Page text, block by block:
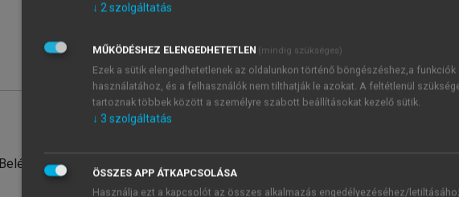
Belépés intézményi azonosítóval
Kérek értesítést a MeRSZ
Kérek értesítést az
↓ 2szolgáltatás
MŰKÖDÉSHEZ ELENGEDHETETLEN (mindig szükséges)
Ezek a sütik elengedhetetlenek az oldalunkon történő böngészéshez,a funkciók
használatához, és a felhasználók nem tilthatják le azokat. A feltétlenül
tartoznak többek között a személyre szabott beállításokat kezelő sütik.
↓ 3 szolgáltatás
ÖSSZES APP ÁTKAPCSOLÁSA
Használja ezt a kapcsolót az összes alkalmazás engedélyezéséhez/